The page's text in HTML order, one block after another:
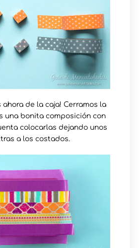
ahora de la caja! Cerramos la
una bonita composición con
colocarlas dejando unos
a los costados.